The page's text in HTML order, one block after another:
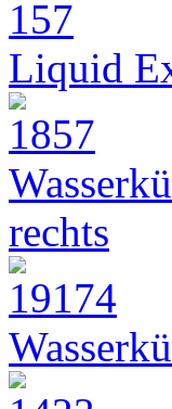
Liquid
rechts